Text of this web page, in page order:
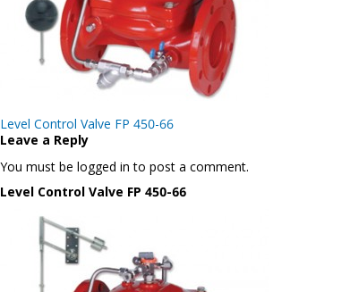
Post
navigation
Level Control Valve FP 450-66
Leave a Reply
You must be logged in to post a comment.
Level Control Valve FP 450-66